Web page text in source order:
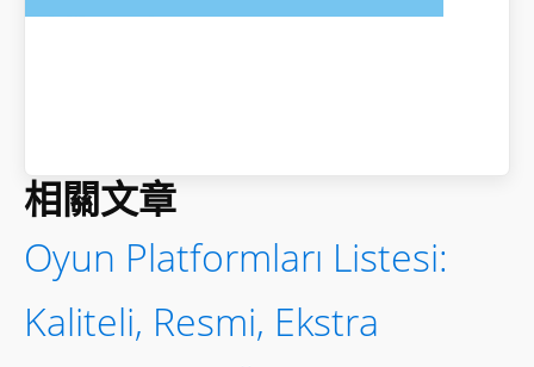
相關文章
Oyun Platformları Listesi:
Kaliteli, Resmi, Ekstra